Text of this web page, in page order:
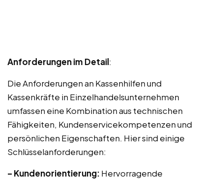
Anforderungen im Detail:
Die Anforderungen an Kassenhilfen und
Kassenkräfte in Einzelhandelsunternehmen
umfassen eine Kombination aus technischen
Fähigkeiten, Kundenservicekompetenzen und
persönlichen Eigenschaften. Hier sind einige
Schlüsselanforderungen:
– Kundenorientierung: Hervorragende